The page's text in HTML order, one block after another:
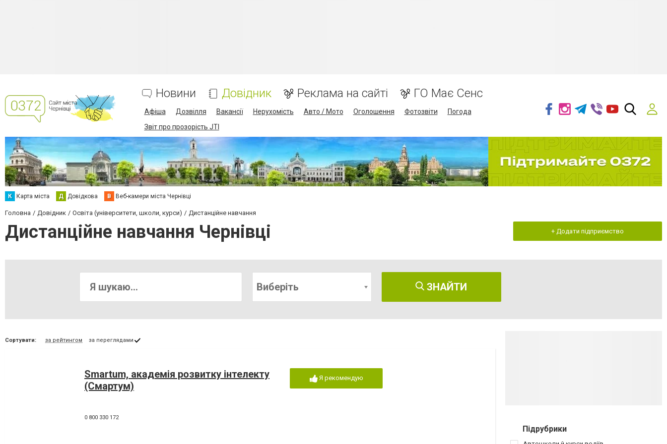
Новини Довідник Реклама на сайті ГО Має Сенс
Афіша Дозвілля Вакансії Нерухомість Авто / Мото Оголошення Фотозвіти
Погода
Звіт про прозорість JTI
К Карта міста Д Довідкова В Веб-камери міста Чернівці
Головна Довідник Освіта (університети, школи, курси) Дистанційне навчання
Дистанційне навчання Чернівці + Додати підприємство
Виберіть ЗНАЙТИ
Сортувати: за рейтингом за переглядами
Smartum, академія розвитку інтелекту
(Смартум)
0 800 330 172
Я рекомендую
Підрубрики